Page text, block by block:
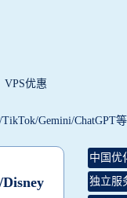
VPS优惠
Gemini/ChatGPT
中国优
独立服